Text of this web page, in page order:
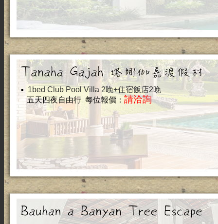
▪ 1bed Club Pool Villa 2晚+住宿飯店2晚
五天四夜自由行 每位報價： 請洽詢